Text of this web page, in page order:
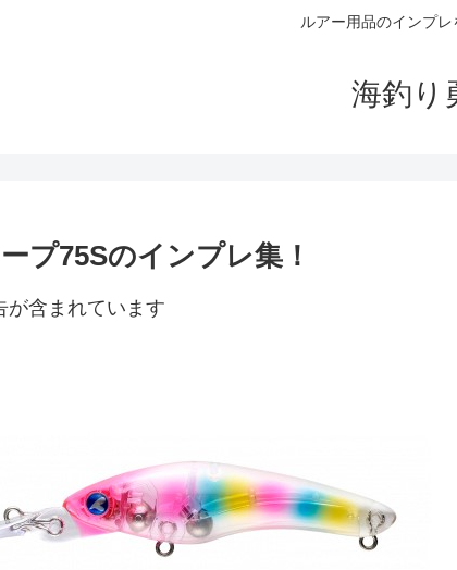
ルアー用品のインプレ
海釣り
プ75Sのインプレ集！
が含まれています